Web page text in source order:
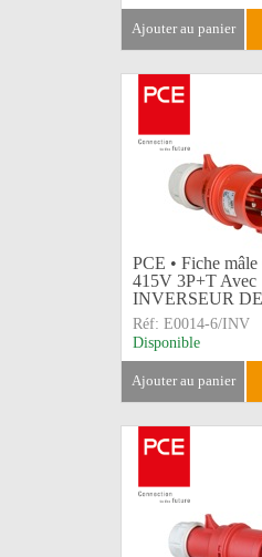
ajouter au panier
PCE • Fiche
415V 3P+T Avec
INVERSEUR
Réf: E0014-6/INV
Disponible
ajouter au panier